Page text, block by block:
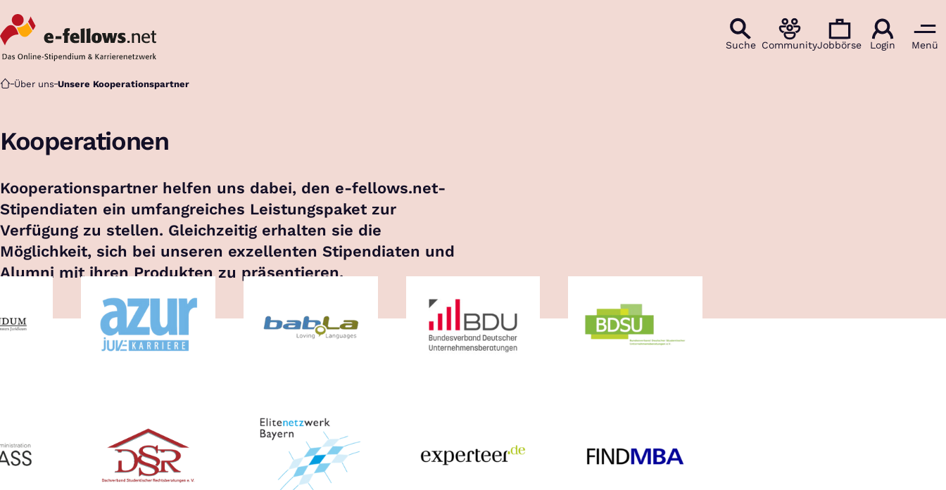
Suche CommunityJobbörse Login Menü
Startseite
Über uns Unsere Kooperationspartner
Kooperationen
Kooperationspartner helfen uns dabei, den e-fellows.net-
Stipendiaten ein umfangreiches Leistungspaket zur
Verfügung zu stellen. Gleichzeitig erhalten sie die
Möglichkeit, sich bei unseren exzellenten Stipendiaten und
Alumni mit ihren Produkten zu präsentieren.